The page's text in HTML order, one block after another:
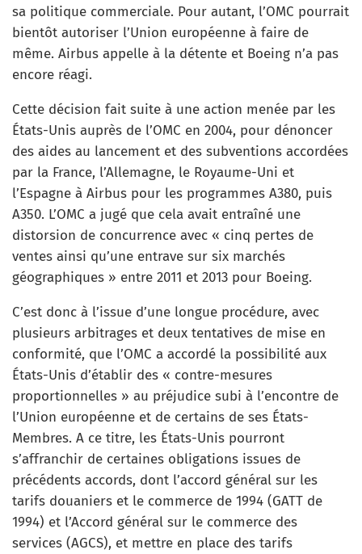
sa politique commerciale. Pour autant, l’OMC pourrait
bientôt autoriser l’Union européenne à faire de
même. Airbus appelle à la détente et Boeing n’a pas
encore réagi.
Cette décision fait suite à une action menée par les
États-Unis auprès de l’OMC en 2004, pour dénoncer
des aides au lancement et des subventions accordées
par la France, l’Allemagne, le Royaume-Uni et
l’Espagne à Airbus pour les programmes A380, puis
A350. L’OMC a jugé que cela avait entraîné une
distorsion de concurrence avec « cinq pertes de
ventes ainsi qu’une entrave sur six marchés
géographiques » entre 2011 et 2013 pour Boeing.
C’est donc à l’issue d’une longue procédure, avec
plusieurs arbitrages et deux tentatives de mise en
conformité, que l’OMC a accordé la possibilité aux
États-Unis d’établir des « contre-mesures
proportionnelles » au préjudice subi à l’encontre de
l’Union européenne et de certains de ses États-
Membres. A ce titre, les États-Unis pourront
s’affranchir de certaines obligations issues de
précédents accords, dont l’accord général sur les
tarifs douaniers et le commerce de 1994 (GATT de
1994) et l’Accord général sur le commerce des
services (AGCS), et mettre en place des tarifs